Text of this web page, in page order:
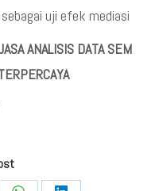
uji efek mediasi
ANALISIS DATA SEM